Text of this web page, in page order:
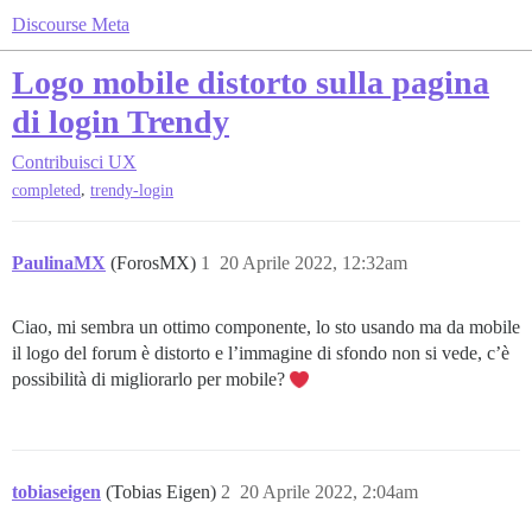
Discourse Meta
Logo mobile distorto sulla pagina
di login Trendy
Contribuisci UX
completed, trendy-login
PaulinaMX (ForosMX) 20 Aprile 2022, 12:32am
1
Ciao, mi sembra un ottimo componente, lo sto usando ma da mobile
il logo del forum è distorto e l’immagine di sfondo non si vede, c’è
possibilità di migliorarlo per mobile?
tobiaseigen (Tobias Eigen) 20 Aprile 2022, 2:04am
2